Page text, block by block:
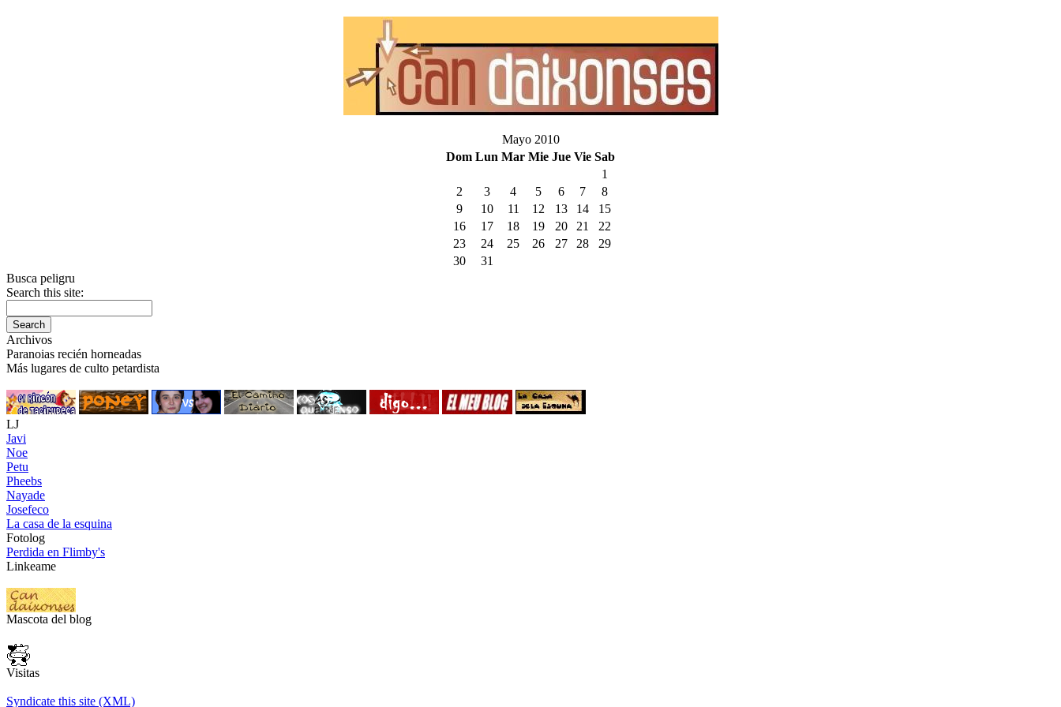
Mayo 2010
Dom Lun Mar Mie Jue Vie Sab
1
2
3 4 5 6 7
8
9
10 11 12 13 14
15
16
17 18 19 20 21
22
23
24 25 26 27 28
29
30
31
Busca peligru
Search this site:
Archivos
Paranoias recién horneadas
Más lugares de culto petardista
LJ
Javi
Noe
Petu
Pheebs
Nayade
Josefeco
La casa de la esquina
Fotolog
Perdida en Flimby's
Linkeame
Mascota del blog
Visitas
Syndicate this site (XML)